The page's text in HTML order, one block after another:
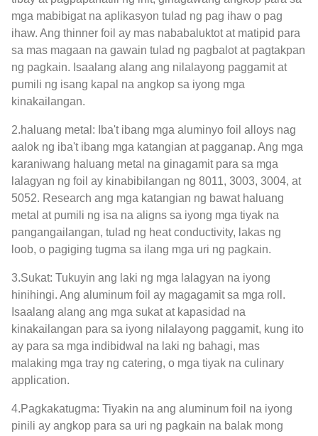
mga mabibigat na aplikasyon tulad ng pag ihaw o pag
ihaw. Ang thinner foil ay mas nababaluktot at matipid para
sa mas magaan na gawain tulad ng pagbalot at pagtakpan
ng pagkain. Isaalang alang ang nilalayong paggamit at
pumili ng isang kapal na angkop sa iyong mga
kinakailangan.
2.haluang metal: Iba't ibang mga aluminyo foil alloys nag
aalok ng iba't ibang mga katangian at pagganap. Ang mga
karaniwang haluang metal na ginagamit para sa mga
lalagyan ng foil ay kinabibilangan ng 8011, 3003, 3004, at
5052. Research ang mga katangian ng bawat haluang
metal at pumili ng isa na aligns sa iyong mga tiyak na
pangangailangan, tulad ng heat conductivity, lakas ng
loob, o pagiging tugma sa ilang mga uri ng pagkain.
3.Sukat: Tukuyin ang laki ng mga lalagyan na iyong
hinihingi. Ang aluminum foil ay magagamit sa mga roll.
Isaalang alang ang mga sukat at kapasidad na
kinakailangan para sa iyong nilalayong paggamit, kung ito
ay para sa mga indibidwal na laki ng bahagi, mas
malaking mga tray ng catering, o mga tiyak na culinary
application.
4.Pagkakatugma: Tiyakin na ang aluminum foil na iyong
pinili ay angkop para sa uri ng pagkain na balak mong